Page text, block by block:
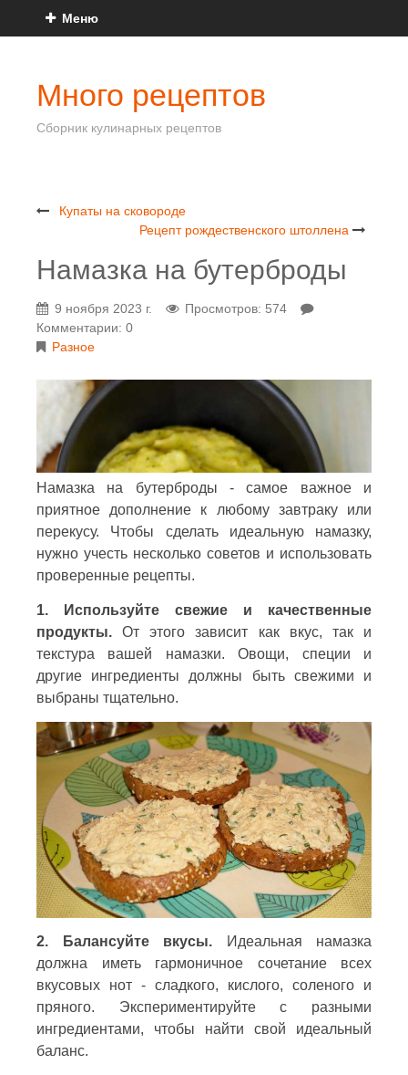
Меню
Много рецептов
Сборник кулинарных рецептов
Купаты на сковороде
Рецепт рождественского штоллена
Намазка на бутерброды
9 ноября 2023 г.
Просмотров: 574
Комментарии: 0
Разное
Намазка на бутерброды - самое важное и
приятное дополнение к любому завтраку или
перекусу. Чтобы сделать идеальную намазку,
нужно учесть несколько советов и использовать
проверенные рецепты.
1. Используйте свежие и качественные
продукты. От этого зависит как вкус, так и
текстура вашей намазки. Овощи, специи и
другие ингредиенты должны быть свежими и
выбраны тщательно.
2. Балансуйте вкусы. Идеальная намазка
должна иметь гармоничное сочетание всех
вкусовых нот - сладкого, кислого, соленого и
пряного. Экспериментируйте с разными
ингредиентами, чтобы найти свой идеальный
баланс.